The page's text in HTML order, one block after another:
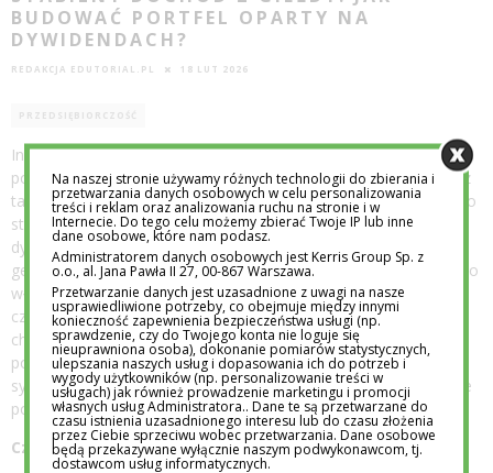
BUDOWAĆ PORTFEL OPARTY NA
DYWIDENDACH?
REDAKCJA EDUTORIAL.PL 18 LUT 2026
PRZEDSIĘBIORCZOŚĆ
Inwestowanie dywidendowe od lat przyciąga uwagę osób, które
poszukują na rynku kapitałowym nie tylko wzrostu wartości, lecz
także regularnych przepływów pieniężnych. W przeciwieństwie do
strategii nastawionych wyłącznie na wzrost kursu, podejście
dywidendowe kładzie nacisk na jakość biznesu, zdolność do
generowania gotówki oraz długoterminową stabilność spółek. To
właśnie te cechy sprawiają, że akcje wypłacające dywidendy są
często postrzegane jako fundament portfela inwestycyjnego o
charakterze defensywnym lub dochodowym. Strategia ta nie
polega na szybkim reagowaniu na zmiany notowań, lecz na
systematycznym budowaniu pozycji w przedsiębiorstwach, które
potrafią dzielić się zyskiem z akcjonariuszami.
Czym wyróżniają się spółki dywidendowe?
Na naszej stronie używamy różnych technologii do zbierania i
przetwarzania danych osobowych w celu personalizowania
treści i reklam oraz analizowania ruchu na stronie i w
Internecie. Do tego celu możemy zbierać Twoje IP lub inne
dane osobowe, które nam podasz.
Administratorem danych osobowych jest Kerris Group Sp. z
o.o., al. Jana Pawła II 27, 00-867 Warszawa.
Przetwarzanie danych jest uzasadnione z uwagi na nasze
usprawiedliwione potrzeby, co obejmuje między innymi
konieczność zapewnienia bezpieczeństwa usługi (np.
sprawdzenie, czy do Twojego konta nie loguje się
nieuprawniona osoba), dokonanie pomiarów statystycznych,
ulepszania naszych usług i dopasowania ich do potrzeb i
wygody użytkowników (np. personalizowanie treści w
usługach) jak również prowadzenie marketingu i promocji
własnych usług Administratora.. Dane te są przetwarzane do
czasu istnienia uzasadnionego interesu lub do czasu złożenia
przez Ciebie sprzeciwu wobec przetwarzania. Dane osobowe
będą przekazywane wyłącznie naszym podwykonawcom, tj.
dostawcom usług informatycznych.